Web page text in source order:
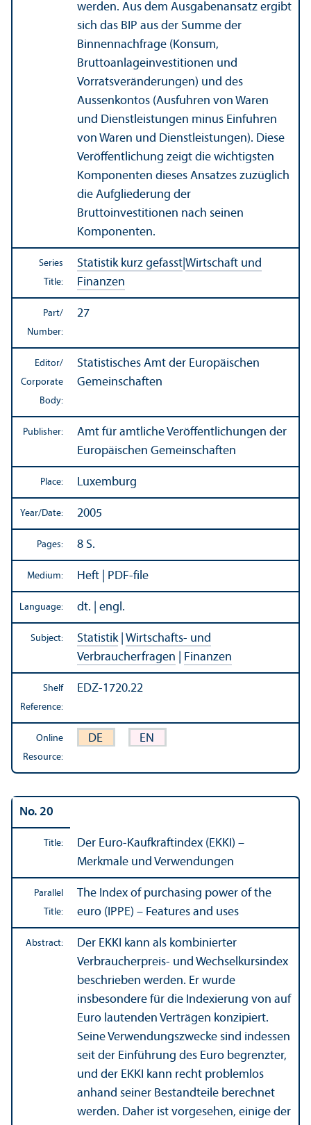
werden. Aus dem Ausgabenansatz ergibt
sich das BIP aus der Summe der
Binnennachfrage (Konsum,
Bruttoanlageinvestitionen und
Vorratsveränderungen) und des
Aussenkontos (Ausfuhren von Waren
und Dienstleistungen minus Einfuhren
von Waren und Dienstleistungen). Diese
Veröffentlichung zeigt die wichtigsten
Komponenten dieses Ansatzes zuzüglich
die Aufgliederung der
Bruttoinvestitionen nach seinen
Komponenten.
Series
Title:
Statistik kurz gefasst Wirtschaft und
Finanzen
Part/
Number:
27
Editor/
Corporate
Body:
Statistisches Amt der Europäischen
Gemeinschaften
Publisher:
Amt für amtliche Veröffentlichungen der
Europäischen Gemeinschaften
Place: Luxemburg
Year/Date: 2005
Pages: 8 S.
Medium: Heft | PDF-file
Language: dt. | engl.
Subject: Statistik| Wirtschafts- und
Verbraucherfragen
Finanzen
Shelf
Reference:
EDZ-1720.22
Online
Resource:
DE EN
No. 20
Title:
Der Euro-Kaufkraftindex (EKKI) –
Merkmale und Verwendungen
Parallel
Title:
The Index of purchasing power of the
euro (IPPE) – Features and uses
Abstract:
Der EKKI kann als kombinierter
Verbraucherpreis- und Wechselkursindex
beschrieben werden. Er wurde
insbesondere für die Indexierung von auf
Euro lautenden Verträgen konzipiert.
Seine Verwendungszwecke sind indessen
seit der Einführung des Euro begrenzter,
und der EKKI kann recht problemlos
anhand seiner Bestandteile berechnet
werden. Daher ist vorgesehen, einige der